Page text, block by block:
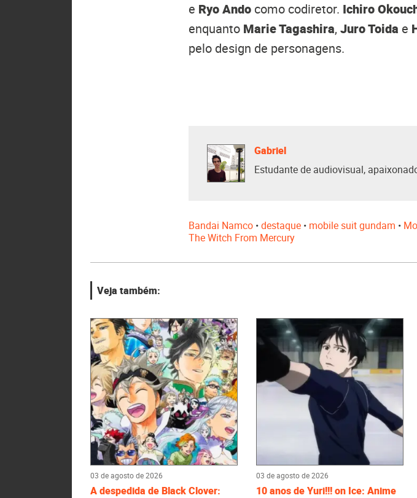
e Ryo Ando como codiretor. Ichiro
enquanto Marie Tagashira, Juro Toida e
pelo design de personagens.
Gabriel
Estudante de audiovisual,
Bandai Namco •destaque • mobile suit gundam •
The Witch From Mercury
Veja também:
03 de agosto de 2026
A despedida de Black Clover:
03 de agosto de 2026
10 anos de Yuri!!! on Ice: Anime